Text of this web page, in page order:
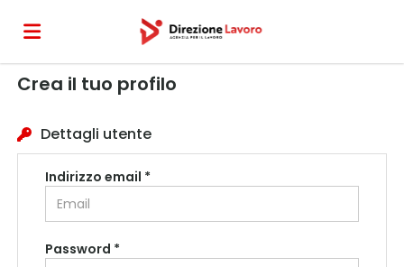
Home
Offerte
di
Carica
Crea il tuo profilo
Dettagli utente
Indirizzo email *
Password *